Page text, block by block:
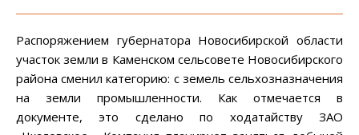
Распоряжением губернатора Новосибирской области
участок земли в Каменском сельсовете Новосибирского
района сменил категорию: с земель сельхозназначения
на земли промышленности. Как отмечается в
документе, это сделано по ходатайству ЗАО